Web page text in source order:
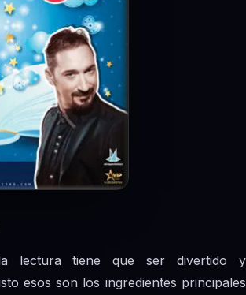
lectura tiene que ser divertido y
esos son los ingredientes principales